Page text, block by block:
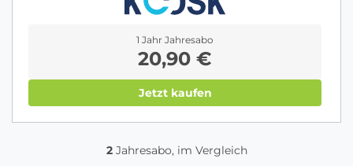
1 Jahr Jahresabo
20,90 €
Jetzt kaufen
2Jahresabo, im Vergleich